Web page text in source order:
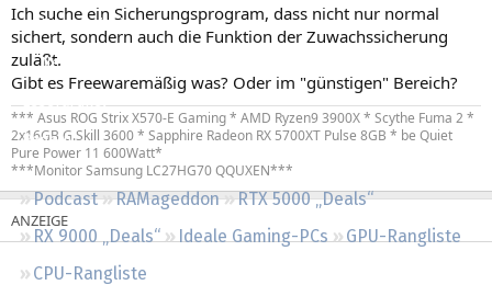
Neue Beiträge
Neueste Aktivitäten
Leserartikel
Regeln
Podcast RAMageddon
RTX 5000 „Deals“
RX 9000 „Deals“
Ideale Gaming-PCs
GPU-Rangliste
CPU-Rangliste
Ich suche ein Sicherungsprogram, dass nicht nur normal
sichert, sondern auch die Funktion der Zuwachssicherung
zuläßt.
Gibt es Freewaremäßig was? Oder im "günstigen" Bereich?
*** Asus ROG Strix X570-E Gaming * AMD Ryzen9 3900X * Scythe Fuma 2 *
2x16GB G.Skill 3600 * Sapphire Radeon RX 5700XT Pulse 8GB * be Quiet
Pure Power 11 600Watt*
***Monitor Samsung LC27HG70 QQUXEN***